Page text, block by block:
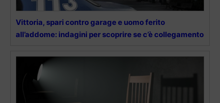
Vittoria, spari contro garage e uomo ferito
all’addome: indagini per scoprire se c’è collegamento